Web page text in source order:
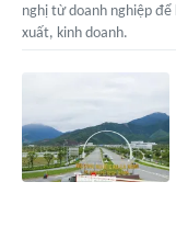
nghị từ doanh nghiệp để
xuất, kinh doanh.